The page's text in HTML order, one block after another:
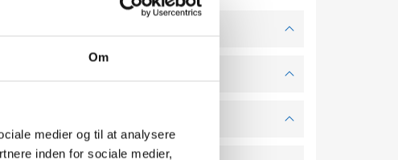
Om
medier og til at analysere
inden for sociale medier,